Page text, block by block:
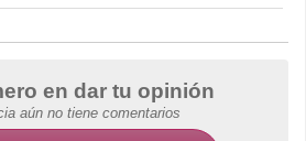
en dar tu opinión
aún no tiene comentarios